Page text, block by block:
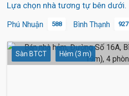
Lựa chọn nhà tương tự bên dưới.
Phú Nhuận 588 Bình Thạnh 927
Sàn BTCT Hẻm (3 m)